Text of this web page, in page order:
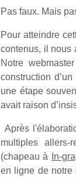
Pas faux. Mais
Pour atteindre
contenus, il nous
Notre
construction
une étape
avait raison
Après
multiples
(chapeau à
In-
en ligne de